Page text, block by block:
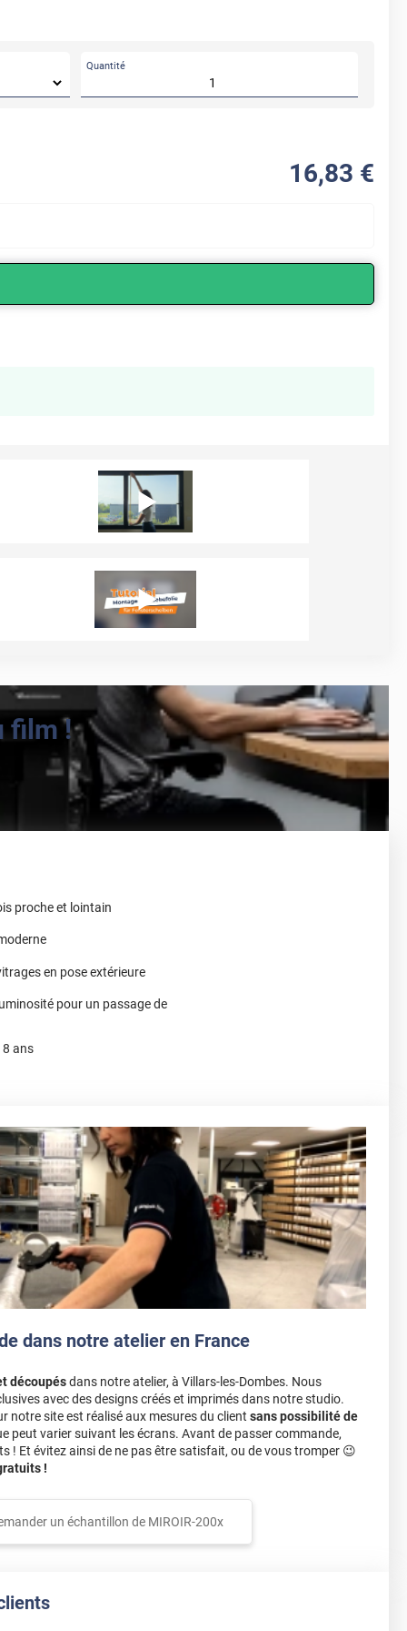
Quantité
16,83 €
film !
proche et lointain
en pose extérieure
pour un passage de
8 ans
dans notre atelier en France
découpésdans notre atelier, à Villars-les-Dombes. Nous
avec des designs créés et imprimés dans notre studio.
notre site est réalisé aux mesures du client sans possibilité de
peut varier suivant les écrans. Avant de passer commande,
! Et évitez ainsi de ne pas être satisfait, ou de vous tromper 😉
!
un échantillon de MIROIR-200x